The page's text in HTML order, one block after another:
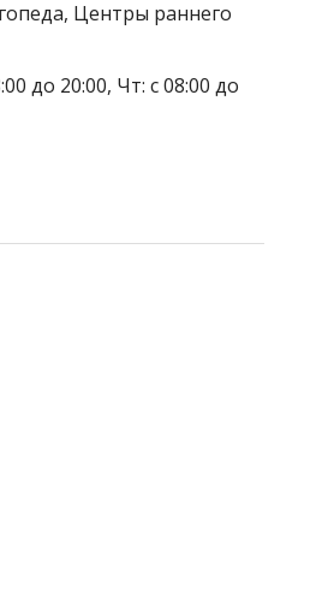
Центры раннего
до 20:00, Чт: с 08:00 до